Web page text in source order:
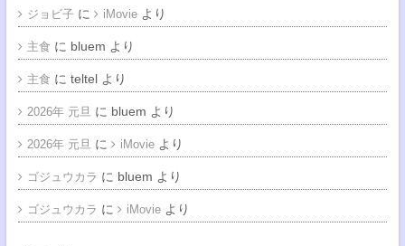
ジョビ子 に iMovieより
主食 に bluem より
主食 に teltelより
2026年 元旦に bluem より
2026年 元旦に iMovieより
ゴジュウカラ に bluem より
ゴジュウカラ に iMovieより